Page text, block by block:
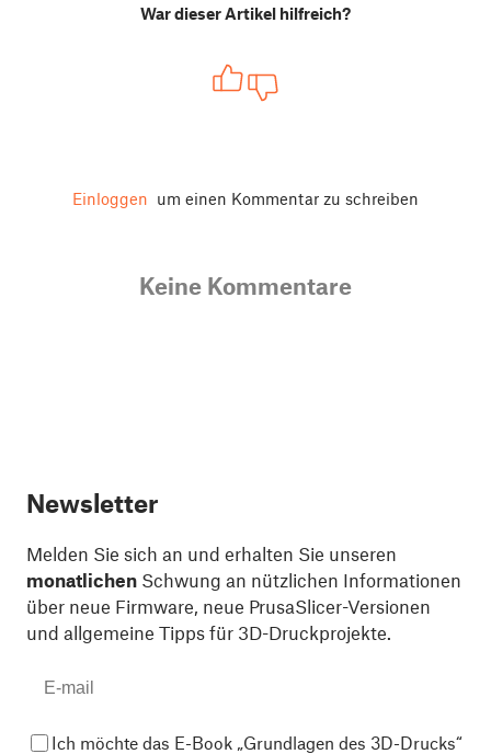
War dieser Artikel hilfreich?
Einloggen um einen Kommentar zu schreiben
Keine Kommentare
Newsletter
Melden Sie sich an und erhalten Sie unseren
monatlichen Schwung an nützlichen Informationen
über neue Firmware, neue PrusaSlicer-Versionen
und allgemeine Tipps für 3D-Druckprojekte.
Ich möchte das E-Book „Grundlagen des 3D-Drucks“